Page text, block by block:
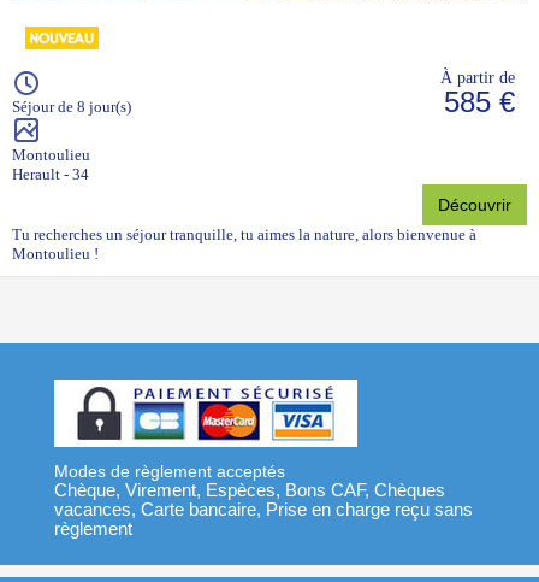
Séjour de 8 jour(s)
Montoulieu
Herault - 34
À partir de
585 €
Découvrir
Tu recherches un séjour tranquille, tu aimes la nature, alors bienvenue à
Montoulieu !
Modes de règlement acceptés
Chèque, Virement, Espèces, Bons CAF, Chèques
vacances, Carte bancaire, Prise en charge reçu sans
règlement